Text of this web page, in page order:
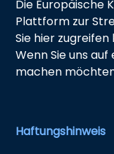
Die Europäische
Plattform zur
Sie hier zugreifen
Wenn Sie uns
machen
Haftungshinweis